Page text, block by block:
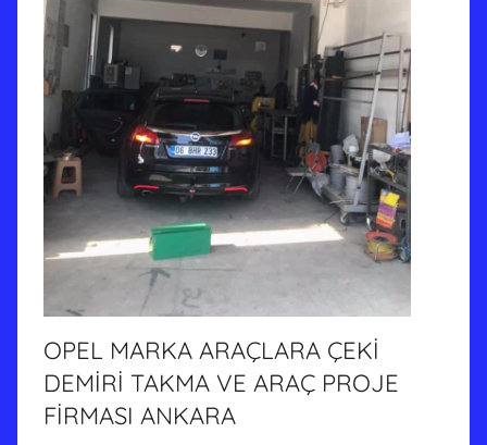
OPEL MARKA ARAÇLARA ÇEKİ
DEMİRİ TAKMA VE ARAÇ PROJE
FİRMASI ANKARA